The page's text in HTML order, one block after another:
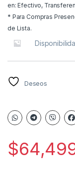
en: Efectivo,
* Para Compras
de Lista.
Deseos
$